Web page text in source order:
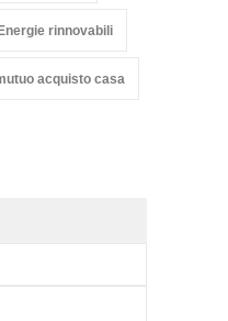
Energie rinnovabili
acquisto casa